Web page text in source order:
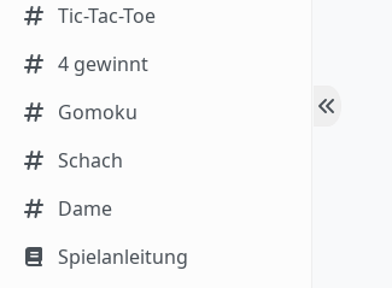
Tic-Tac-Toe
4 gewinnt
Gomoku
Schach
Dame
Spielanleitung